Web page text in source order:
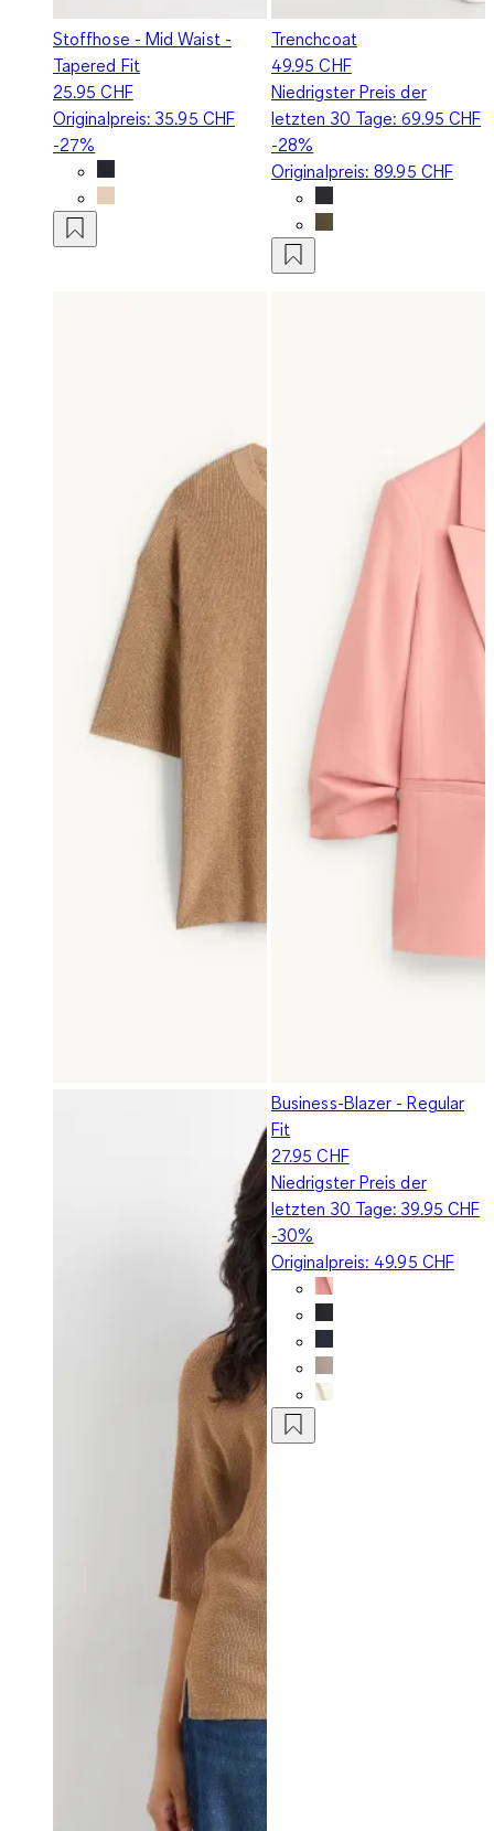
Stoffhose - Mid Waist -
Tapered Fit
25.95 CHF
Originalpreis:35.95 CHF
-27%
Trenchcoat
49.95 CHF
Niedrigster Preis der
letzten 30 Tage:69.95 CHF
-28%
Originalpreis:89.95 CHF
Business-Blazer - Regular
Fit
27.95 CHF
Niedrigster Preis der
letzten 30 Tage:39.95 CHF
-30%
Originalpreis: 49.95 CHF